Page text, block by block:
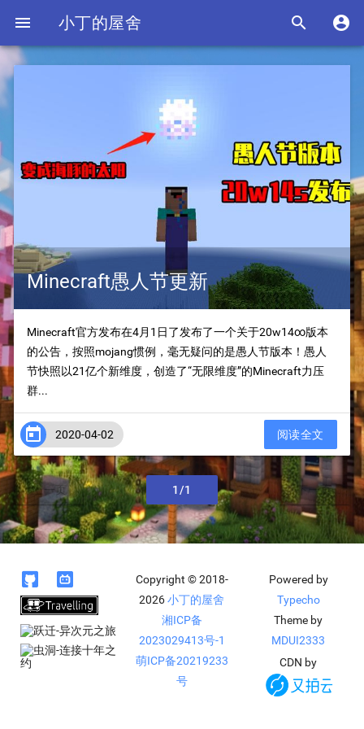
 小丁的屋舍  
Minecraft愚人节更新
Minecraft官方发布在4月1日了发布了一个关于20w14∞版本
的公告，按照mojang惯例，毫无疑问的是愚人节版本！愚人
节快照以21亿个新维度，创造了“无限维度”的Minecraft力压
群...
 2020-04-02 阅读全文
上一页 1/1 下一页
 
Copyright © 2018-
2026小丁的屋舍
湘ICP备
2023029413号-1
萌ICP备20219233
号
Powered by
Typecho
Theme by
MDUI2333
CDN by